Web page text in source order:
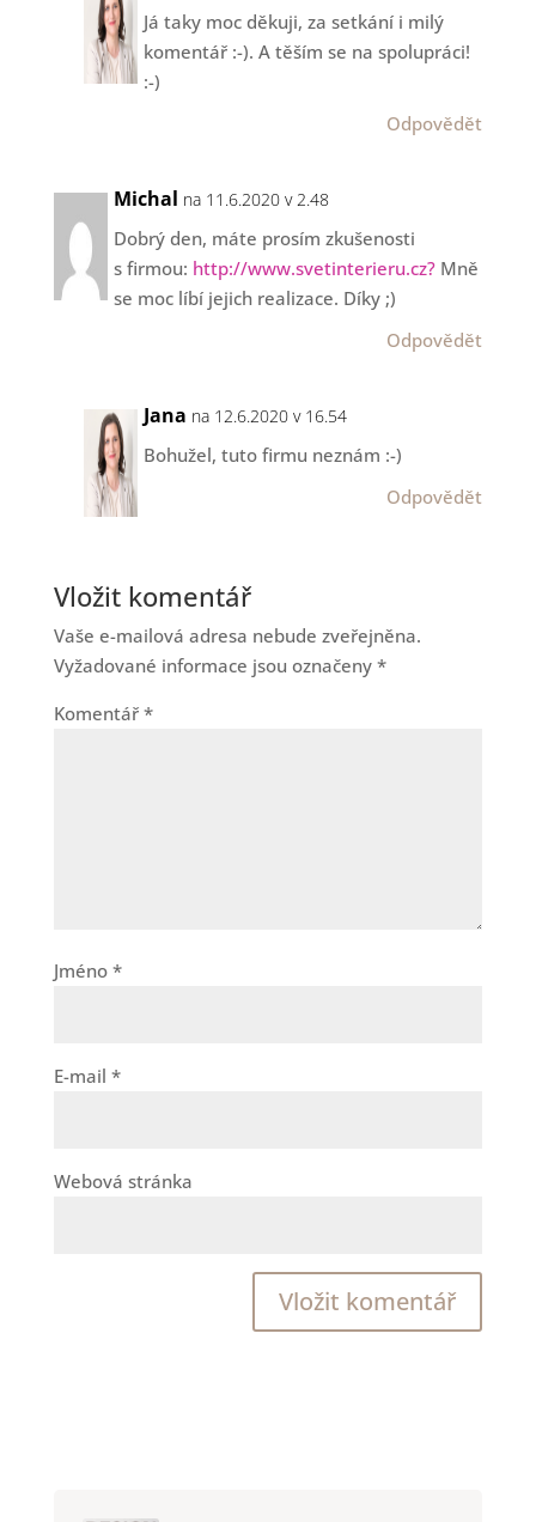
Já taky moc děkuji, za setkání i milý
komentář :-). A těším se na spolupráci!
:-)
Odpovědět
Michal na 11.6.2020 v 2.48
Dobrý den, máte prosím zkušenosti
s firmou: http://www.svetinterieru.cz?Mně
se moc líbí jejich realizace. Díky ;)
Odpovědět
Jana na 12.6.2020 v 16.54
Bohužel, tuto firmu neznám :-)
Odpovědět
Vložit komentář
Vaše e-mailová adresa nebude zveřejněna.
Vyžadované informace jsou označeny *
Komentář *
Jméno *
E-mail *
Webová stránka